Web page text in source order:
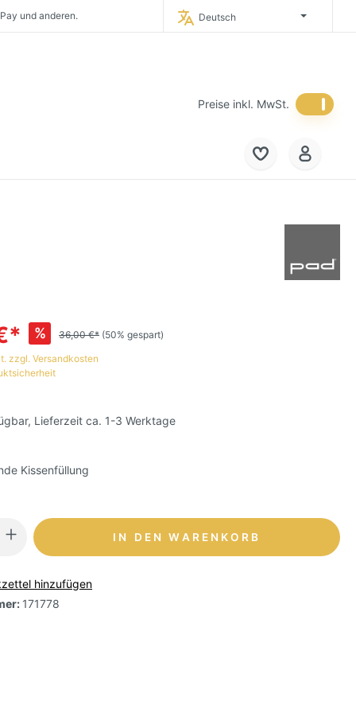
und anderen.
Deutschlands.
Deutschland.
Deutsch
Preise inkl. MwSt.
% 36,00 €* (50% gespart)
zzgl. Versandkosten
Lieferzeit ca. 1-3 Werktage
Kissenfüllung
IN DEN WARENKORB
hinzufügen
171778